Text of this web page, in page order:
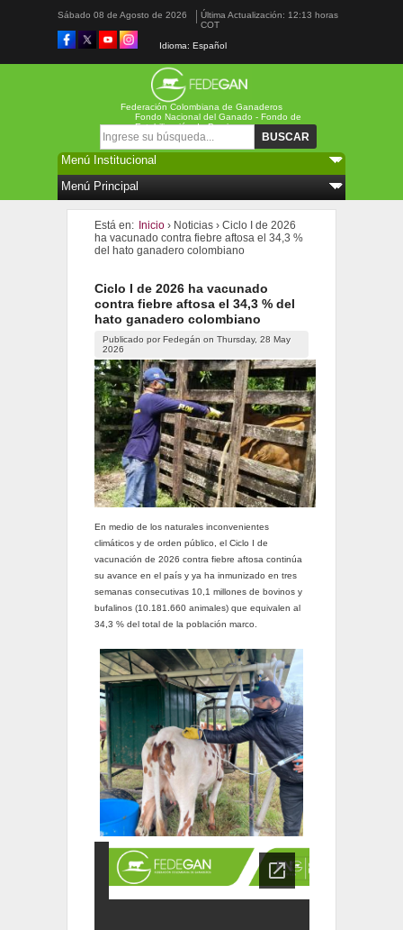
Sábado 08 de Agosto de 2026
Última Actualización: 12:13 horas
COT
Idioma: Español
Federación Colombiana de Ganaderos
Formulario de búsqueda
Fondo Nacional del Ganado - Fondo de
Estabilización de Precios
Está en: Inicio › Noticias › Ciclo I de 2026
ha vacunado contra fiebre aftosa el 34,3 %
del hato ganadero colombiano
Ciclo I de 2026 ha vacunado
contra fiebre aftosa el 34,3 % del
hato ganadero colombiano
Publicado por Fedegán on Thursday, 28 May
2026
En medio de los naturales inconvenientes
climáticos y de orden público, el Ciclo I de
vacunación de 2026 contra fiebre aftosa continúa
su avance en el país y ya ha inmunizado en tres
semanas consecutivas 10,1 millones de bovinos y
bufalinos (10.181.660 animales) que equivalen al
34,3 % del total de la población marco.